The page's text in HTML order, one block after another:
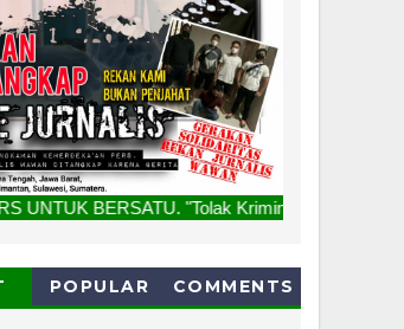
"Tolak Kriminalisasi Jurnalis, Rekan
POPULAR COMMENTS